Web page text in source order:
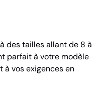
des tailles allant de 8 à
parfait à votre modèle
à vos exigences en